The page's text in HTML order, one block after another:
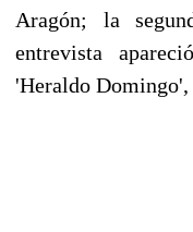
Aragón; la
entrevista
'Heraldo Domingo',